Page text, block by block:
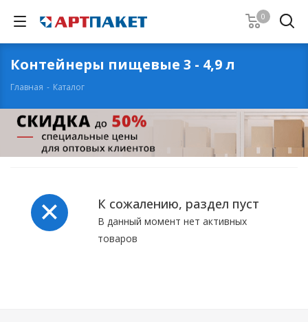
0
Контейнеры пищевые 3 - 4,9 л
Главная - Каталог
К сожалению, раздел пуст
В данный момент нет активных
товаров